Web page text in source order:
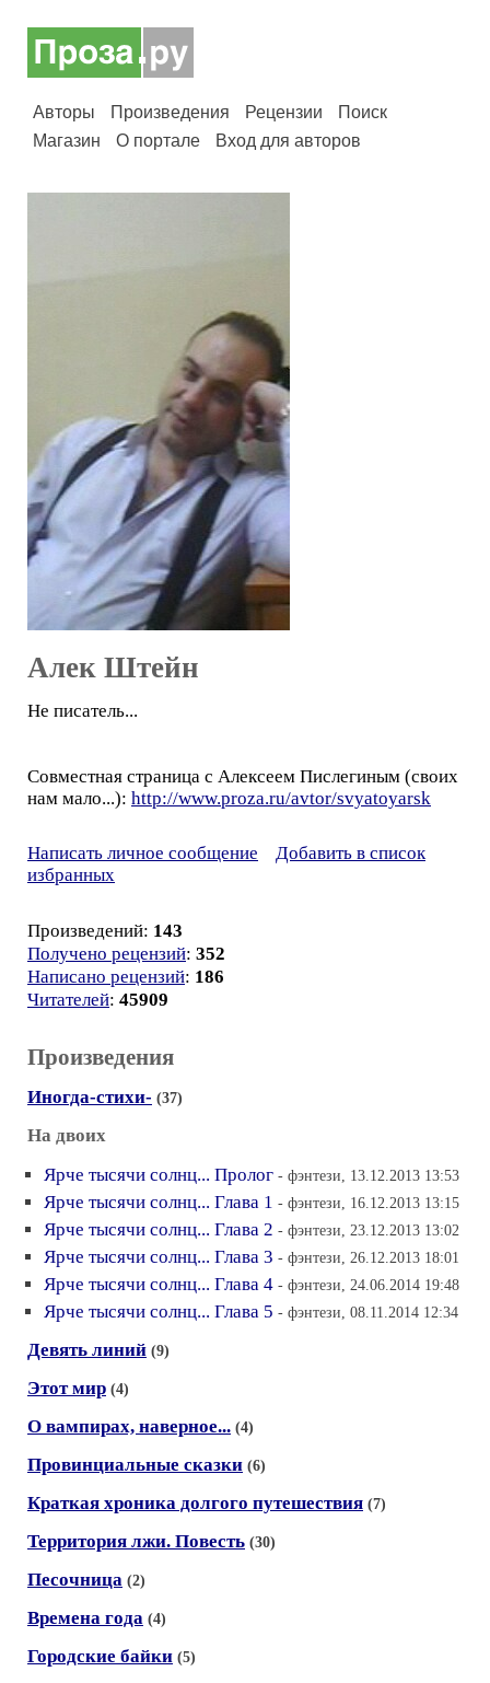
Авторы Произведения Рецензии
Поиск
Магазин
О портале Вход для авторов
Алек Штейн
Не писатель...
Совместная страница с Алексеем Пислегиным (своих
нам мало...): http://www.proza.ru/avtor/svyatoyarsk
Написать личное сообщение
Добавить в список
избранных
Произведений: 143
Получено рецензий: 352
Написано рецензий: 186
Читателей: 45909
Произведения
Иногда-стихи- (37)
На двоих
Ярче тысячи солнц... Пролог - фэнтези, 13.12.2013 13:53
Ярче тысячи солнц... Глава 1 - фэнтези, 16.12.2013 13:15
Ярче тысячи солнц... Глава 2 - фэнтези, 23.12.2013 13:02
Ярче тысячи солнц... Глава 3 - фэнтези, 26.12.2013 18:01
Ярче тысячи солнц... Глава 4 - фэнтези, 24.06.2014 19:48
Ярче тысячи солнц... Глава 5 - фэнтези, 08.11.2014 12:34
Девять линий (9)
Этот мир (4)
О вампирах, наверное... (4)
Провинциальные сказки (6)
Краткая хроника долгого путешествия (7)
Территория лжи. Повесть (30)
Песочница (2)
Времена года (4)
Городские байки (5)